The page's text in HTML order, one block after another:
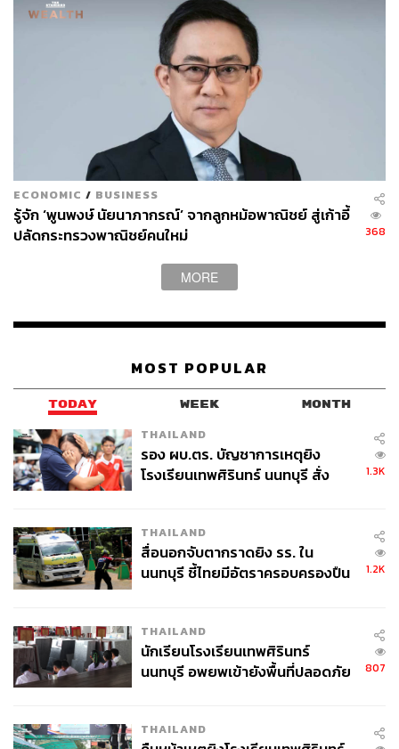
เมื่อเงินผิดกฎหมายไหลเข้าซื้อคอนโด – ที่ดินผ่านนอมินี
ราคาทรัพย์ในบางทำเลจะ ‘สูงกว่าความเป็นจริง’ เพราะผู้ซื้อ
ไม่ได้กังวลต้นทุน ทั้งนี้ โมเดลเดียวนี้เคยเกิดขึ้นในแวนคูเวอร์,
จุดร่วมคือราคาบ้านพุ่งเร็วกว่ารายได้จริงของประชาชน
เพราะมี ‘อุปสงค์เทียม’ จากเงินนอกระบบ ดันราคาให้หลุดไป
จากปัจจัยพื้นฐาน
2. ระบบการเงินปนเปื้อนเงินผิดกฎหมาย
เมื่อเงินจาก scam เข้าไปหมุนในระบบผ่านนอมินี, บริษัท
เปลือก และการซื้อสินทรัพย์ เงินจำนวนนี้จะเข้าไปปะปนกับ
ถ้วน’ ว่าเงินต้นทางคืออะไร
3. ความเสี่ยงถูกจับตาจาก FATF / OECD หนักขึ้น
หลายประเทศเคยโดนขึ้น Grey List เพราะตลาดอสังหาฯ เปิด
รับเงินต่างชาติแบบตรวจสอบยาก, การกำกับ Crypto ยังตาม
ทั้งนี้ หากไทยถูกมองว่ากลายเป็น ‘ปลายทางของเงินสกปรก
อาเซียน’ จะเสี่ยงเชิงระบบเศรษฐกิจขึ้นหลายด้าน ทั้งต้นทุนกู้
ทำไมไทยเสี่ยงกลายเป็น Hub ฟอกเงินของ
ECONOMIC / BUSINESS
รู้จัก ‘พูนพงษ์ นัยนาภากรณ์’ จากลูกหม้อพาณิชย์ สู่เก้าอี้
ปลัดกระทรวงพาณิชย์คนใหม่
368
MORE
MOST POPULAR
TODAY WEEK MONTH
THAILAND
รอง ผบ.ตร. บัญชาการเหตุยิง
โรงเรียนเทพศิรินทร์ นนทบุรี สั่ง
1.3K
THAILAND
สื่อนอกจับตากราดยิง รร. ใน
นนทบุรี ชี้ไทยมีอัตราครอบครองปืน
1.2K
THAILAND
นักเรียนโรงเรียนเทพศิรินทร์
นนทบุรี อพยพเข้ายังพื้นที่ปลอดภัย
807
THAILAND